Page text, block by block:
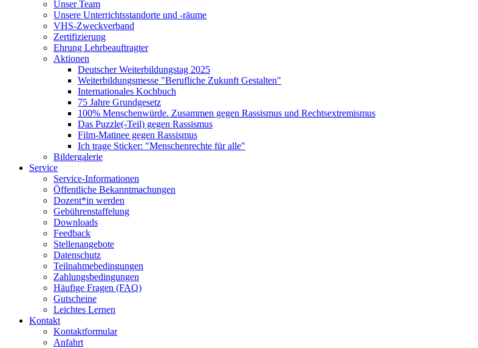
Unser Team
Unsere Unterrichtsstandorte und -räume
VHS-Zweckverband
Zertifizierung
Ehrung Lehrbeauftragter
Aktionen
Deutscher Weiterbildungstag 2025
Weiterbildungsmesse "Berufliche Zukunft Gestalten"
Internationales Kochbuch
75 Jahre Grundgesetz
100% Menschenwürde. Zusammen gegen Rassismus und Rechtsextremismus
Das Puzzle(-Teil) gegen Rassismus
Film-Matinee gegen Rassismus
Ich trage Sticker: "Menschenrechte für alle"
Bildergalerie
Service
Service-Informationen
Öffentliche Bekanntmachungen
Dozent*in werden
Gebührenstaffelung
Downloads
Feedback
Stellenangebote
Datenschutz
Teilnahmebedingungen
Zahlungsbedingungen
Häufige Fragen (FAQ)
Gutscheine
Leichtes Lernen
Kontakt
Kontaktformular
Anfahrt